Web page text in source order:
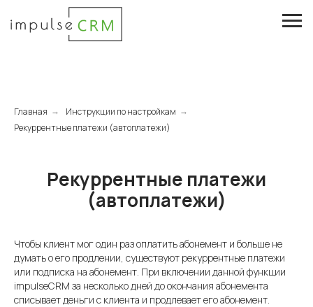
Главная → Инструкции по настройкам →
Рекуррентные платежи (автоплатежи)
Рекуррентные платежи
(автоплатежи)
Чтобы клиент мог один раз оплатить абонемент и больше не
думать о его продлении, существуют рекуррентные платежи
или подписка на абонемент. При включении данной функции
impulseCRM за несколько дней до окончания абонемента
списывает деньги с клиента и продлевает его абонемент.